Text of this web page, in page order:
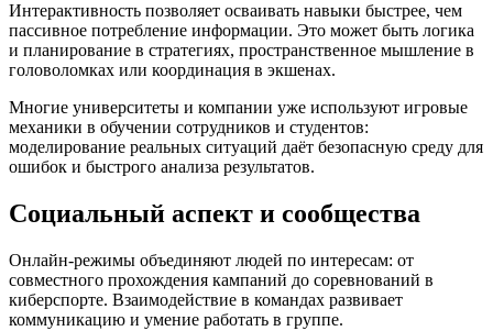
Интерактивность позволяет осваивать навыки быстрее, чем
пассивное потребление информации. Это может быть логика
и планирование в стратегиях, пространственное мышление в
головоломках или координация в экшенах.
Многие университеты и компании уже используют игровые
механики в обучении сотрудников и студентов:
моделирование реальных ситуаций даёт безопасную среду для
ошибок и быстрого анализа результатов.
Социальный аспект и сообщества
Онлайн-режимы объединяют людей по интересам: от
совместного прохождения кампаний до соревнований в
киберспорте. Взаимодействие в командах развивает
коммуникацию и умение работать в группе.